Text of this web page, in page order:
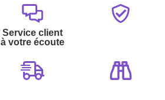
Service client
à votre écoute